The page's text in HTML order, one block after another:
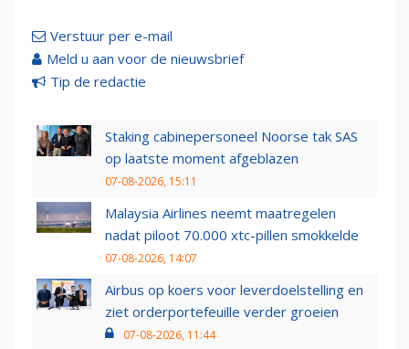
Verstuur per e-mail
Meld u aan voor de nieuwsbrief
Tip de redactie
Staking cabinepersoneel Noorse tak SAS
op laatste moment afgeblazen
07-08-2026, 15:11
Malaysia Airlines neemt maatregelen
nadat piloot 70.000 xtc-pillen smokkelde
07-08-2026, 14:07
Airbus op koers voor leverdoelstelling en
ziet orderportefeuille verder groeien
07-08-2026, 11:44